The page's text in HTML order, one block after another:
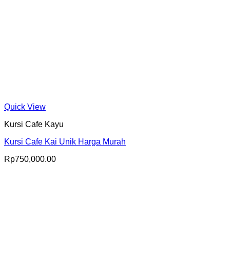
Quick View
Kursi Cafe Kayu
Kursi Cafe Kai Unik Harga Murah
Rp750,000.00